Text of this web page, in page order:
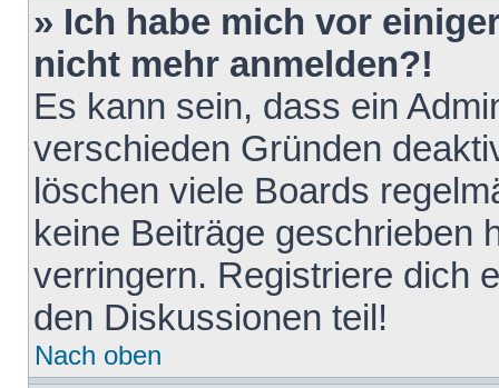
» Ich habe mich vor
nicht mehr anmelden?!
Es kann sein, dass ein
verschieden Gründen
löschen viele Boards
keine Beiträge geschrieben
verringern. Registriere dich
den Diskussionen teil!
Nach oben